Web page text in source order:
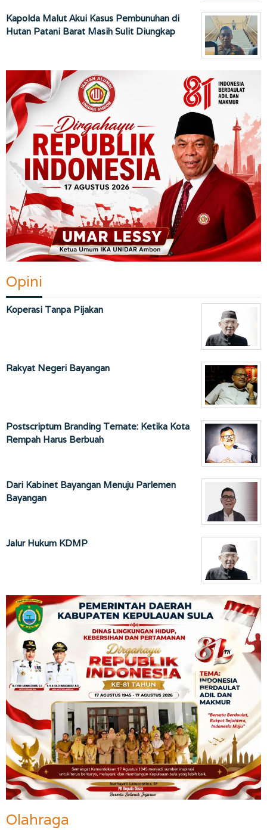
Kapolda Malut Akui Kasus Pembunuhan di
Hutan Patani Barat Masih Sulit Diungkap
Opini
Koperasi Tanpa Pijakan
Rakyat Negeri Bayangan
Postscriptum Branding Ternate: Ketika Kota
Rempah Harus Berbuah
Dari Kabinet Bayangan Menuju Parlemen
Bayangan
Jalur Hukum KDMP
Olahraga